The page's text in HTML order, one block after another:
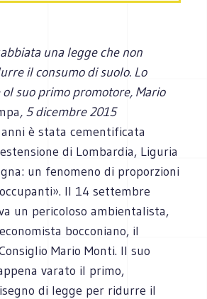
una legge che non
il consumo di suolo. Lo
suo primo promotore, Mario
, 5 dicembre 2015
è stata cementificata
di Lombardia, Liguria
un fenomeno di proporzioni
Il 14 settembre
un pericoloso ambientalista,
bocconiano, il
Mario Monti. Il suo
varato il primo,
di legge per ridurre il